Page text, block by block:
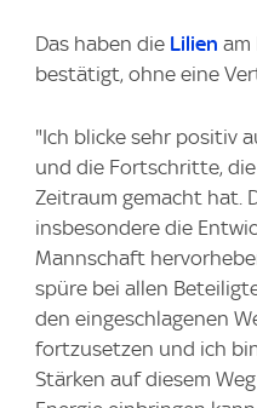
Das haben die Lilien am
bestätigt, ohne eine
"Ich blicke sehr positiv
und die Fortschritte,
Zeitraum gemacht hat.
insbesondere die
Mannschaft
spüre bei allen
den eingeschlagenen
fortzusetzen und ich
Stärken auf diesem